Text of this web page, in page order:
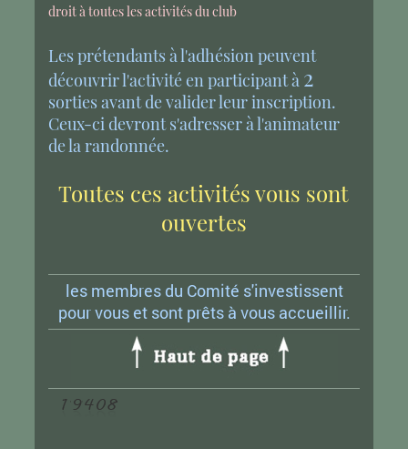
droit à toutes les activités du club
Les prétendants à l'adhésion peuvent
découvrir l'activité en participant à 2
sorties avant de valider leur inscription.
Ceux-ci devront s'adresser à l'animateur
de la randonnée.
Toutes ces activités vous sont
ouvertes
les membres du Comité s'investissent
pour vous et sont prêts à vous accueillir.